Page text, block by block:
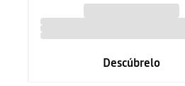
Descúbrelo